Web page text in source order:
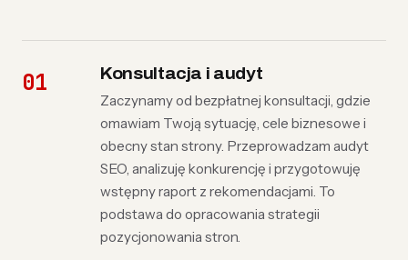
Konsultacja i audyt
Zaczynamy od bezpłatnej konsultacji, gdzie
omawiam Twoją sytuację, cele biznesowe i
obecny stan strony. Przeprowadzam audyt
SEO, analizuję konkurencję i przygotowuję
wstępny raport z rekomendacjami. To
podstawa do opracowania strategii
pozycjonowania stron.